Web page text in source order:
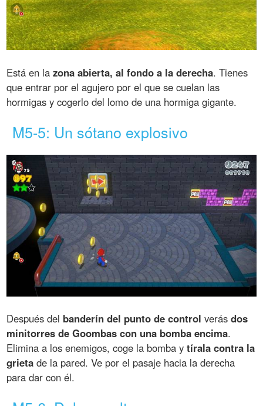
Está en lazona abierta, al fondo a la derecha. Tienes
que entrar por el agujero por el que se cuelan las
hormigas y cogerlo del lomo de una hormiga gigante.
M5-5: Un sótano explosivo
Después del banderín del punto de control verásdos
minitorres de Goombas con una bomba encima.
Elimina a los enemigos, coge la bomba ytírala contra la
grieta de la pared. Ve por el pasaje hacia la derecha
para dar con él.